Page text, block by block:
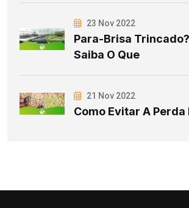
23 Nov 2022
Para-Brisa Trincado?
Saiba O Que
21 Nov 2022
Como Evitar A Perda